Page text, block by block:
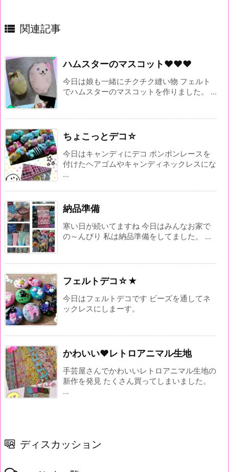
 関連記事
ハムスターのマスコット♥♥♥
今日は娘も一緒にチクチク縫い物 フェルト
でハムスターのマスコットを作りました。 ...
ちょこっとデコ☆
今日はキャンディにデコ ポンポンレースを
付けたヘアゴムやキャンディネックレスにな
...
納品準備
寒い日が続いてますね 今日はみんなお家で
の～んびり 私は納品準備をしてました。 ...
フェルトデコ☆★
今日はフェルトデコです ビーズを通してネ
ックレスにしまーす。
かわいい♥レトロアニマル生地
手芸屋さんでかわいいレトロアニマル生地の
新作を発見 たくさん買ってしまいました。
...
ディスカッション